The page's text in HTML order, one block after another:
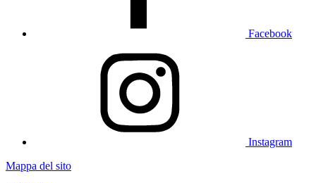
Facebook
Instagram
Mappa del sito